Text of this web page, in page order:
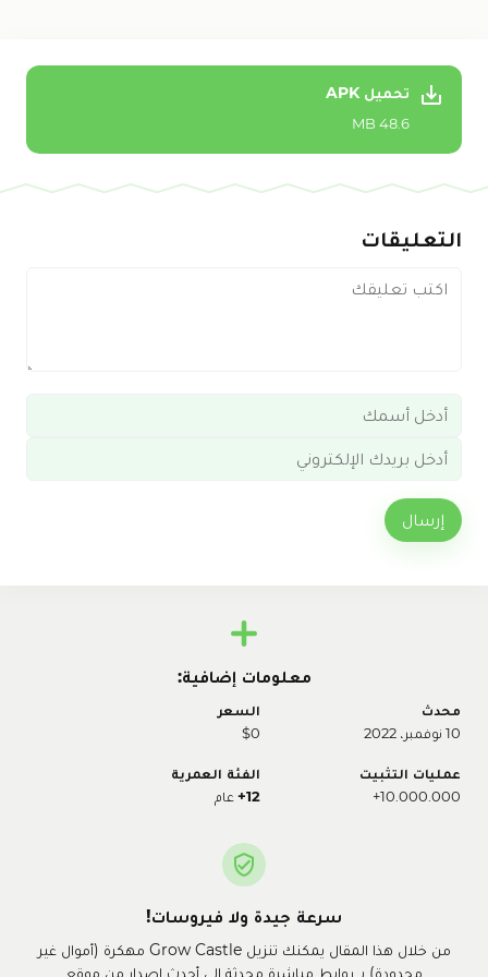
تحميل APK
48.6 MB
التعليقات
إرسال
معلومات إضافية:
محدث
10 نوفمبر، 2022
السعر
$0
عمليات التثبيت
10.000.000+
الفئة العمرية
12+ عام
سرعة جيدة ولا فيروسات!
من خلال هذا المقال يمكنك تنزيل Grow Castle مهكرة (أموال غير
محدودة) بـ روابط مباشرة محدثة إلى أحدث إصدار من موقع